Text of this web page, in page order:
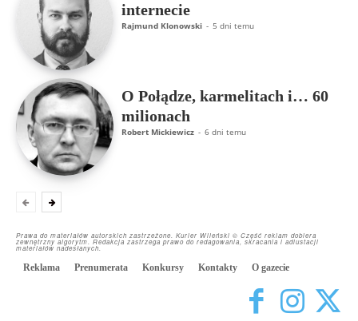
internecie
Rajmund Klonowski - 5 dni temu
O Połądze, karmelitach i… 60
milionach
Robert Mickiewicz - 6 dni temu
Prawa do materiałów autorskich zastrzeżone. Kurier Wileński © Część reklam dobiera
zewnętrzny algorytm. Redakcja zastrzega prawo do redagowania, skracania i adiustacji
materiałów nadesłanych.
Reklama Prenumerata Konkursy Kontakty O gazecie